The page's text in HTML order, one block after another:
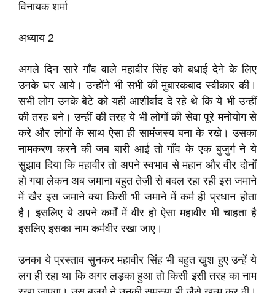
विनायक शर्मा
अध्याय 2
अगले दिन सारे गाँव वाले महावीर सिंह को बधाई देने के लिए
उनके घर आये। उन्होंने भी सभी की मुबारकबाद स्वीकार की।
सभी लोग उनके बेटे को यही आशीर्वाद दे रहे थे कि ये भी उन्हीं
की तरह बने। उन्हीं की तरह ये भी लोगों की सेवा पूरे मनोयोग से
करे और लोगों के साथ ऐसा ही सामंजस्य बना के रखे। उसका
नामकरण करने की जब बारी आई तो गाँव के एक बुजुर्ग ने ये
सुझाव दिया कि महावीर तो अपने स्वभाव से महान और वीर दोनों
हो गया लेकन अब ज़माना बहुत तेज़ी से बदल रहा रही इस जमाने
में खैर इस जमाने क्या किसी भी जमाने में कर्म ही प्रधान होता
है। इसलिए ये अपने कर्मों में वीर हो ऐसा महावीर भी चाहता है
इसलिए इसका नाम कर्मवीर रखा जाए।
उनका ये प्रस्ताव सुनकर महावीर सिंह भी बहुत खुश हुए उन्हें ये
लग ही रहा था कि अगर लड़का हुआ तो किसी इसी तरह का नाम